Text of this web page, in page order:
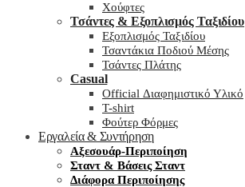
Χούφτες
Τσάντες & Εξοπλισμός Ταξιδίου
Εξοπλισμός Ταξιδίου
Τσαντάκια Ποδιού Μέσης
Τσάντες Πλάτης
Casual
Official Διαφημιστικό Υλικό
T-shirt
Φούτερ Φόρμες
Εργαλεία & Συντήρηση
Αξεσουάρ-Περιποίηση
Σταντ & Βάσεις Σταντ
Διάφορα Περιποίησης